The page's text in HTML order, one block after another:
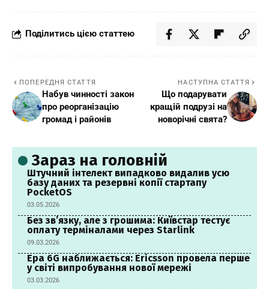
Поділитись цією статтею
ПОПЕРЕДНЯ СТАТТЯ
Набув чинності закон
про реорганізацію
громад і районів
НАСТУПНА СТАТТЯ
Що подарувати
кращій подрузі на
новорічні свята?
Зараз на головній
Штучний інтелект випадково видалив усю
базу даних та резервні копії стартапу
PocketOS
03.05.2026
Без зв’язку, але з грошима: Київстар тестує
оплату терміналами через Starlink
09.03.2026
Ера 6G наближається: Ericsson провела перше
у світі випробування нової мережі
03.03.2026